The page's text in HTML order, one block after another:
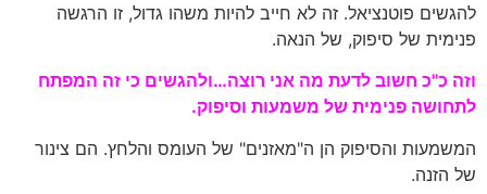
להגשים פוטנציאל. זה לא חייב להיות משהו גדול, זו הרגשה
פנימית של סיפוק, של הנאה.
וזה כ"כ חשוב לדעת מה אני רוצה…ולהגשים כי זה המפתח
לתחושה פנימית של משמעות וסיפוק.
המשמעות והסיפוק הן ה"מאזנים" של העומס והלחץ. הם צינור
של הזנה.